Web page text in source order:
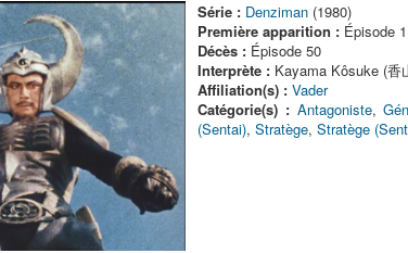
Série : Denziman (1980)
Première apparition : Épisode 1
Décès : Épisode 50
Interprète : Kayama Kôsuke (
Affiliation(s) : Vader
Catégorie(s) : Antagoniste,
(Sentai),Stratège,Stratège